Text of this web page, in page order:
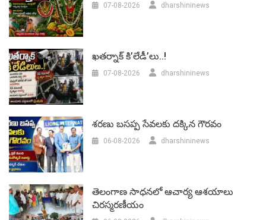
07-08-2026 dharshininews
ఖతర్నాక్ కి’లేడీ’లు..!
07-08-2026 dharshininews
శరణు బసప్ప సేవలకు దక్కిన గౌరవం
06-08-2026 dharshininews
తెలంగాణ సాధనలో ఆచార్య ఆశయాలు
చిరస్మరణీయం